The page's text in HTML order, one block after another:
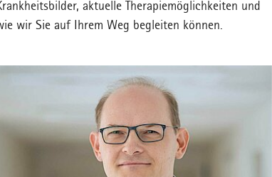
aktuelle Therapiemöglichkeiten und
wir Sie auf Ihrem Weg begleiten können.